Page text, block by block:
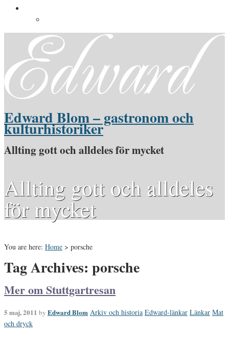
Edward Blom – gastronom och
kulturhistoriker
Allting gott och alldeles för mycket
Allting gott och alldeles
för mycket
You are here: Home > porsche
Tag Archives: porsche
Mer om Stuttgartresan
5 maj, 2011 by Edward Blom Arkiv och historia Edward-länkar Länkar Mat
och dryck